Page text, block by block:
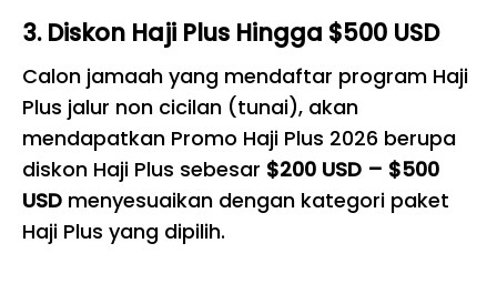
3. Diskon Haji Plus Hingga $500 USD
Calon jamaah yang mendaftar program Haji
Plus jalur non cicilan (tunai), akan
mendapatkan Promo Haji Plus 2026 berupa
diskon Haji Plus sebesar $200 USD – $500
USD menyesuaikan dengan kategori paket
Haji Plus yang dipilih.